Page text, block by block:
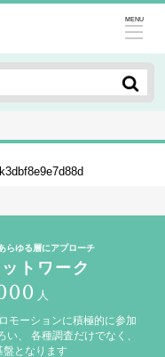
MENU
らゆる層にアプローチ
トワーク
人
モーションに積極的に参加
い、
各種調査だけでなく、
盤となります